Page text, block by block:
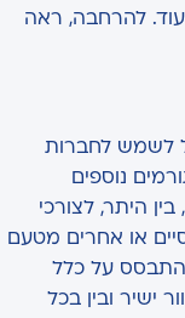
להרחבה, ראה
לשמש לחברות
נוספים
היתר, לצורכי
או אחרים מטעם
על כלל
ישיר ובין בכל